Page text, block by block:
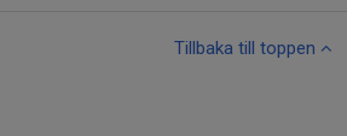
Tillbaka till toppen